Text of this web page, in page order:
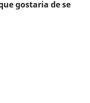
gostaria de se